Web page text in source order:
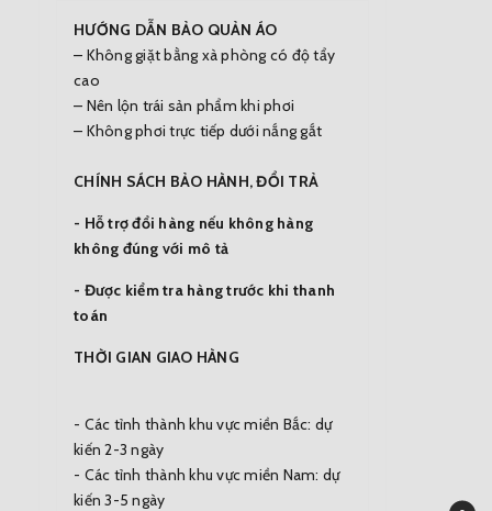
HƯỚNG DẪN BẢO QUẢN ÁO
– Không giặt bằng xà phòng có độ tẩy
cao
– Nên lộn trái sản phẩm khi phơi
– Không phơi trực tiếp dưới nắng gắt
CHÍNH SÁCH BẢO HÀNH, ĐỔI TRẢ
- Hỗ trợ đổi hàng nếu không hàng
không đúng với mô tả
- Được kiểm tra hàng trước khi thanh
toán
THỜI GIAN GIAO HÀNG
- Các tỉnh thành khu vực miền Bắc: dự
kiến 2-3 ngày
- Các tỉnh thành khu vực miền Nam: dự
kiến 3-5 ngày